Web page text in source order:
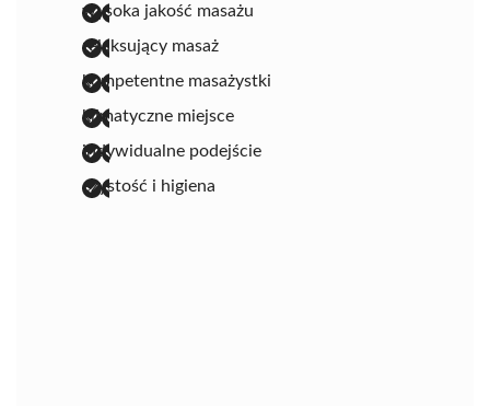
wysoka jakość masażu
relaksujący masaż
kompetentne masażystki
klimatyczne miejsce
indywidualne podejście
czystość i higiena